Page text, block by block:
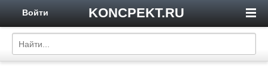
KONCPEKT.RU
Войти